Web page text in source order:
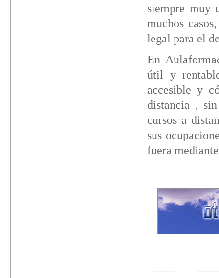
siempre muy
muchos
legal para el
En
útil y
accesible y
distancia ,
cursos a
sus
fuera